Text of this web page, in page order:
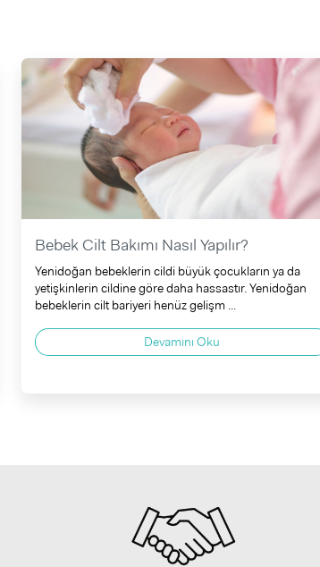
Bebek Cilt Bakımı Nasıl Yapılır?
Yenidoğan bebeklerin cildi büyük çocukların ya da
yetişkinlerin cildine göre daha hassastır. Yenidoğan
bebeklerin cilt bariyeri henüz gelişm ...
Devamını Oku